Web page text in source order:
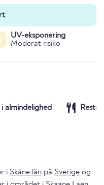
UV-eksponering
Moderat risiko
almindelighed
i Skåne län på Sverige og